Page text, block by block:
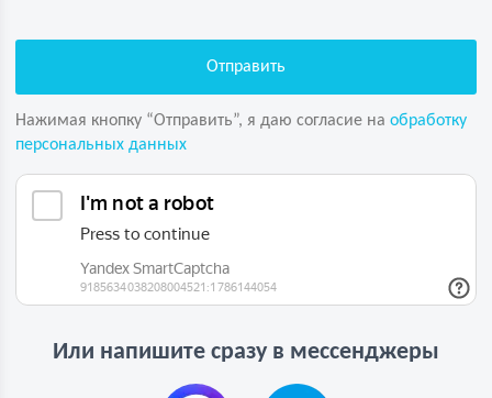
Нажимая кнопку “Отправить”, я даю согласие на обработку
персональных данных
Или напишите сразу в мессенджеры